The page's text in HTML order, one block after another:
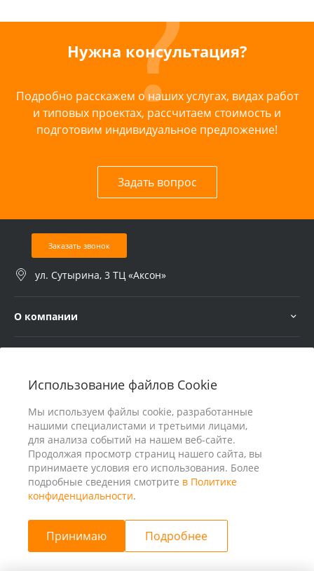
Использование файлов Cookie
Мы используем файлы cookie, разработанные
нашими специалистами и третьими лицами,
для анализа событий на нашем веб-сайте.
Продолжая просмотр страниц нашего сайта, вы
принимаете условия его использования. Более
подробные сведения смотрите в Политике
конфиденциальности.
Принимаю Подробнее
Нужна консультация?
Подробно расскажем о наших услугах, видах работ
и типовых проектах, рассчитаем стоимость и
подготовим индивидуальное предложение!
Задать вопрос
Заказать звонок
ул. Сутырина, 3 ТЦ «Аксон»
О компании